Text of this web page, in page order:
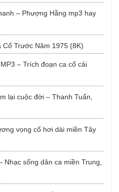
– Phượng Hằng mp3 hay
Trước Năm 1975 (8K)
– Trích đoạn ca cổ cải
lại cuộc đời – Thanh Tuấn,
vọng cổ hơi dài miền Tây
Nhạc sống dân ca miền Trung,